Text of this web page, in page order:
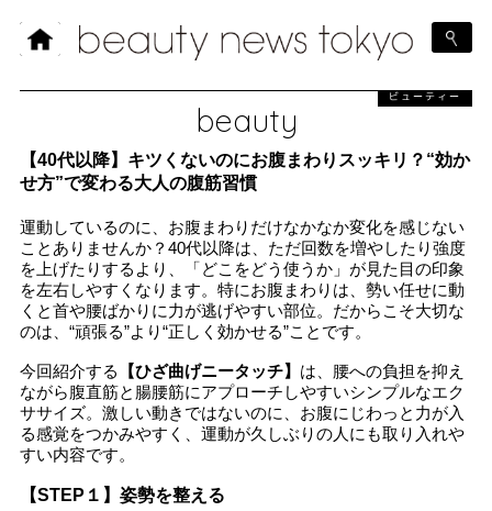
beauty
ビューティー
【40代以降】キツくないのにお腹まわりスッキリ？“効か
せ方”で変わる大人の腹筋習慣
運動しているのに、お腹まわりだけなかなか変化を感じない
ことありませんか？40代以降は、ただ回数を増やしたり強度
を上げたりするより、「どこをどう使うか」が見た目の印象
を左右しやすくなります。特にお腹まわりは、勢い任せに動
くと首や腰ばかりに力が逃げやすい部位。だからこそ大切な
のは、“頑張る”より“正しく効かせる”ことです。
今回紹介する 【ひざ曲げニータッチ】 は、腰への負担を抑え
ながら腹直筋と腸腰筋にアプローチしやすいシンプルなエク
ササイズ。激しい動きではないのに、お腹にじわっと力が入
る感覚をつかみやすく、運動が久しぶりの人にも取り入れや
すい内容です。
【STEP１】姿勢を整える